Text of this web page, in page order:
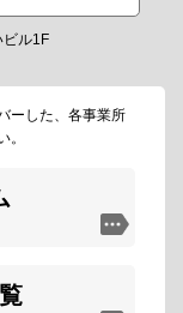
ル1F
ーした、各事業所
。